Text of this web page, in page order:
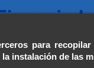
para
instalación de las